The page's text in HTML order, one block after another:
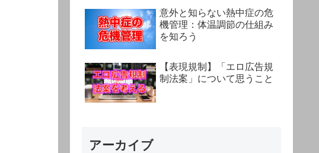
意外と知らない熱中症の危
機管理：体温調節の仕組み
を知ろう
【表現規制】「エロ広告規
制法案」について思うこと
アーカイブ